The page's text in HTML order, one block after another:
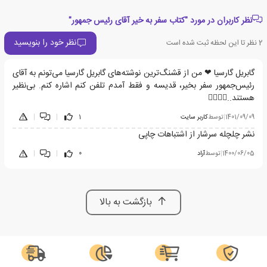
نظر کاربران در مورد "کتاب سفر به خیر آقای رئیس جمهور"
2نظر تا این لحظه ثبت شده است نظر خود را بنویسید
گابریل گارسیا ❤ من از قشنگ‌ترین نوشته‌های گابریل گارسیا می‌تونم به آقای
رئیس‌جمهور سفر بخیر، قدیسه و فقط آمدم تلفن کنم اشاره کنم. بی‌نظیر
هستند..👌🏻👏🏻
1401/09/09
|توسطکاربر سایت 1
|
|
نشر چلچله سرشار از اشتباهات چاپی
1400/06/05
|توسطآراد 0
|
|
بازگشت به بالا